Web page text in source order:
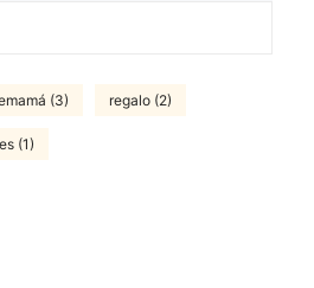
(3) regalo (2)
(1)